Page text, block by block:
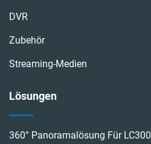
DVR
Zubehör
Streaming-Medien
Lösungen
360° Panoramalösung Für LC300